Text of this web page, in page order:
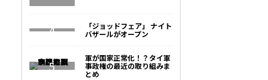
「ジョッドフェア」 ナイト
バザールがオープン
軍が国家正常化！？タイ軍
事政権の最近の取り組みま
とめ